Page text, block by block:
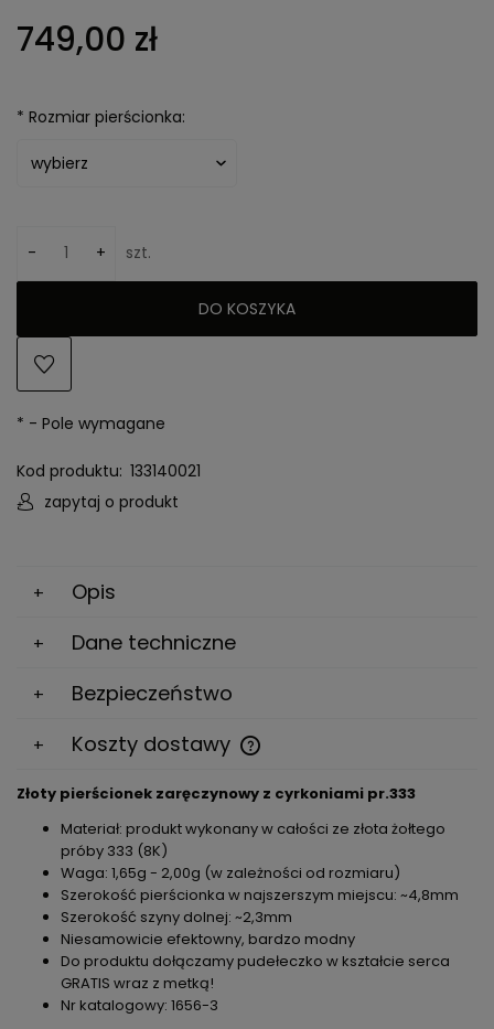
749,00 zł
* Rozmiar pierścionka:
- + szt.
DO KOSZYKA
* - Pole wymagane
Kod produktu: 133140021
zapytaj o produkt
Opis
Dane techniczne
Bezpieczeństwo
Koszty dostawy
Cena nie zawiera ewentualnych kosztów płatności
Złoty pierścionek zaręczynowy z cyrkoniami pr.333
Materiał: produkt wykonany w całości ze złota żołtego
próby 333 (8K)
Waga: 1,65g - 2,00g (w zależności od rozmiaru)
Szerokość pierścionka w najszerszym miejscu: ~4,8mm
Szerokość szyny dolnej: ~2,3mm
Niesamowicie efektowny, bardzo modny
Do produktu dołączamy pudełeczko w kształcie serca
GRATIS wraz z metką!
Nr katalogowy: 1656-3